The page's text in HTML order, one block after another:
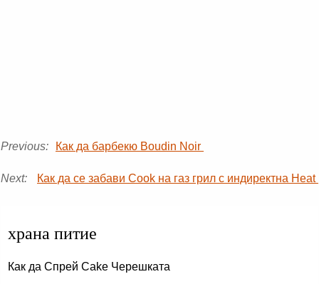
Previous: Как да барбекю Boudin Noir
Next: Как да се забави Cook на газ грил с индиректна Heat
храна питие
Как да Спрей Cake Черешката